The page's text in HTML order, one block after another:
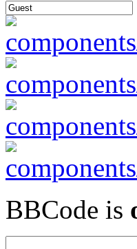
BBCode is